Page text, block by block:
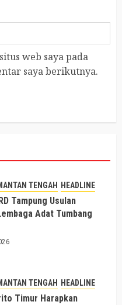
web saya pada
saya berikutnya.
TENGAH HEADLINE
Tampung Usulan
Adat Tumbang
TENGAH HEADLINE
Timur Harapkan